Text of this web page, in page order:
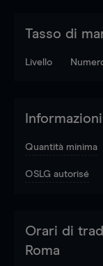
Tasso di
Livello
Quantità minima
OSLG autorisé
Orari di
Roma